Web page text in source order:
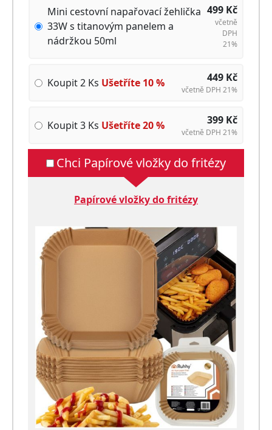
Mini cestovní napařovací žehlička
33W s titanovým panelem a
nádržkou 50ml
499 Kč
včetně
DPH
21%
Koupit 2 Ks Ušetříte 10% 449 Kč
včetně DPH 21%
Koupit 3 Ks Ušetříte20% 399 Kč
včetně DPH 21%
Chci Papírové vložky do fritézy
Papírové vložky do fritézy